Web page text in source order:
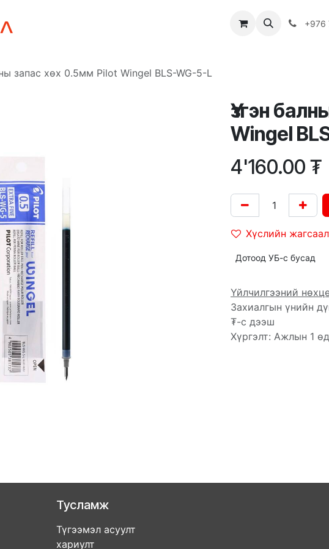
Хямдрал ♻️ Эко шогол
+976
запас хөх 0.5мм Pilot Wingel BLS-WG-5-L
Үзгэн
Wingel
4'160.00 ₮
Хүслийн
Дотоод УБ-с бусад
Үйлчилгээний
Захиалгын үнийн
₮-с дээш
Хүргэлт: Ажлын 1
Тусламж
Түгээмэл асуулт
хариулт